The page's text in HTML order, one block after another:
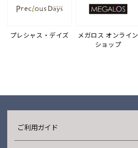
プレシャス・デイズ
メガロス オンライン
ショップ
ご利用ガイド